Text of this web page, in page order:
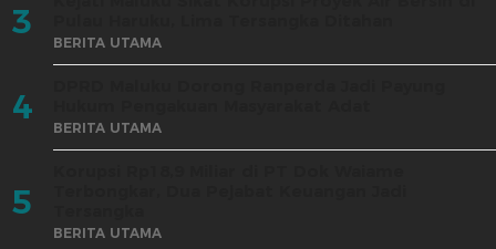
3 BERITA UTAMA
4 BERITA UTAMA
5
BERITA UTAMA